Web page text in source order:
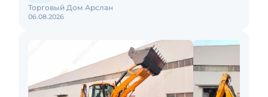
06.08.2026
Торговый Дом Арслан